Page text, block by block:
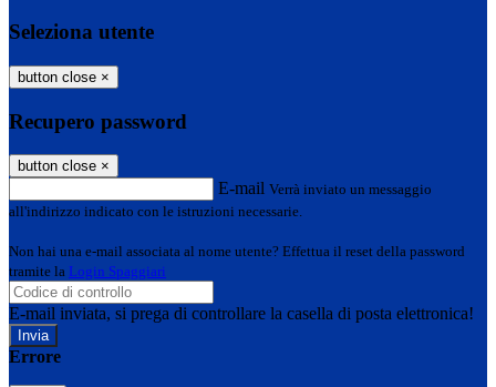
Seleziona utente
button close ×
Recupero password
button close ×
E-mail Verrà inviato un messaggio
all'indirizzo indicato con le istruzioni necessarie.
Non hai una e-mail associata al nome utente? Effettua il reset della password
tramite la Login Spaggiari
E-mail inviata, si prega di controllare la casella di posta elettronica!
Errore